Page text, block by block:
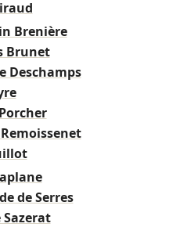
Brenière
Brunet
Deschamps
de Serres